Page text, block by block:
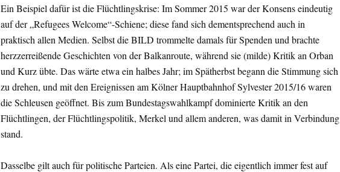
Ein Beispiel dafür ist die Flüchtlingskrise: Im Sommer 2015 war der Konsens eindeutig
auf der „Refugees Welcome“-Schiene; diese fand sich dementsprechend auch in
praktisch allen Medien. Selbst die BILD trommelte damals für Spenden und brachte
herzzerreißende Geschichten von der Balkanroute, während sie (milde) Kritik an Orban
und Kurz übte. Das wärte etwa ein halbes Jahr; im Spätherbst begann die Stimmung sich
zu drehen, und mit den Ereignissen am Kölner Hauptbahnhof Sylvester 2015/16 waren
die Schleusen geöffnet. Bis zum Bundestagswahlkampf dominierte Kritik an den
Flüchtlingen, der Flüchtlingspolitik, Merkel und allem anderen, was damit in Verbindung
stand.
Dasselbe gilt auch für politische Parteien. Als eine Partei, die eigentlich immer fest auf